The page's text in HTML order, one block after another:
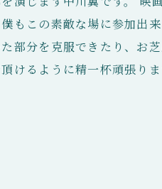
もこの素敵な場に参加出
部分を克服できたり、お
けるように精一杯頑張りま